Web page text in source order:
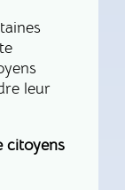
leur
citoyens